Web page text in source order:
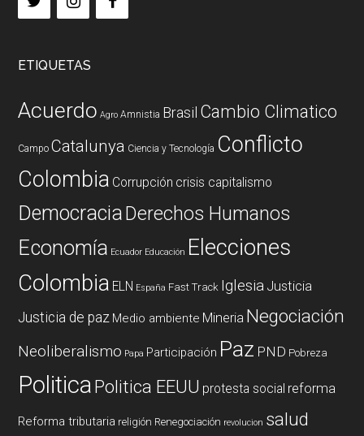
ETIQUETAS
Acuerdo Agro Amnistia Brasil Cambio Climatico
Campo Catalunya Ciencia y Tecnología Conflicto
Colombia Corrupción crisis capitalismo
DemocraciaDerechos Humanos
Economía Ecuador Educación Elecciones
Colombia ELN España Fast Track Iglesia Justicia
Justicia de paz Medio ambiente Mineria Negociación
Neoliberalismo Papa Participación Paz PND Pobreza
PoliticaPolitica EEUU protesta social reforma
Reforma tributaria religión Renegociación revolucion salud